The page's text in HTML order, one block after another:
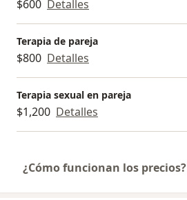
$600 Detalles
Terapia de pareja
$800 Detalles
Terapia sexual en pareja
$1,200 Detalles
¿Cómo funcionan los precios?